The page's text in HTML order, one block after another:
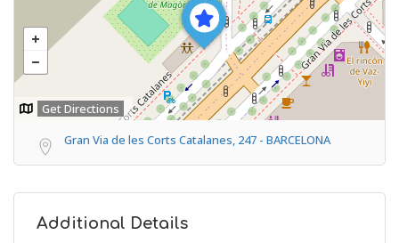
Get Directions
Gran Via de les Corts Catalanes, 247 - BARCELONA
Additional Details